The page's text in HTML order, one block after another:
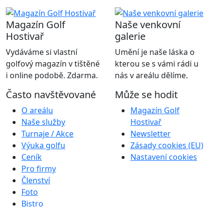
Magazín Golf
Hostivař
Vydáváme si vlastní
golfový magazín v tištěné
i online podobě. Zdarma.
Naše venkovní
galerie
Umění je naše láska o
kterou se s vámi rádi u
nás v areálu dělíme.
Často navštěvované
O areálu
Naše služby
Turnaje / Akce
Výuka golfu
Ceník
Pro firmy
Členství
Foto
Bistro
Může se hodit
Magazín Golf
Hostivař
Newsletter
Zásady cookies (EU)
Nastavení cookies